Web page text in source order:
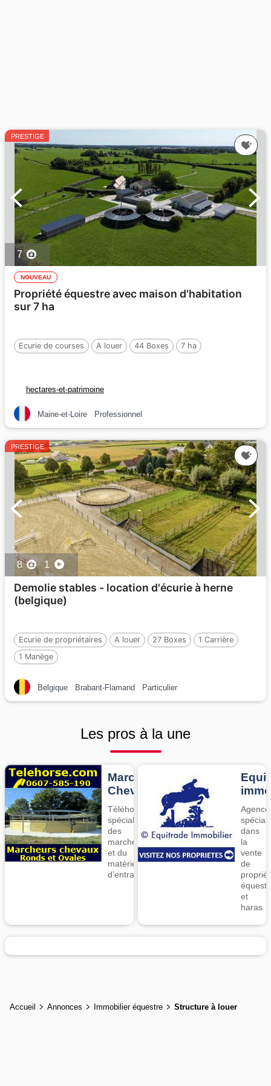
PRESTIGE
7
NOUVEAU
Propriété équestre avec maison d'habitation
sur 7 ha
Ecurie de courses A louer 44 Boxes 7 ha
hectares-et-patrimoine
Maine-et-Loire Professionnel
PRESTIGE
8 1
Demolie stables - location d'écurie à herne
(belgique)
Ecurie de propriétaires A louer 27 Boxes
1 Carrière
1 Manège
Belgique Brabant-Flamand Particulier
Les pros à la une
Marcheurs
Chevaux
Téléhorse,
spécialiste
des
marcheurs
et du
matériel
d’entrainement
immo
Agence
dans
la
vente
de
et
haras
Accueil Annonces Immobilier équestre Structure à louer